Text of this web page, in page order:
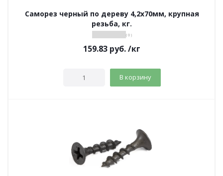
Саморез черный по дереву 4,2х70мм, крупная
резьба, кг.
( 0 )
159.83 руб./кг
В корзину